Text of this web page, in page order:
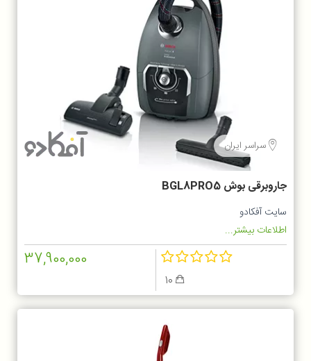
سراسر ایران
جاروبرقی بوش BGL8PRO5
سایت آفکادو
اطلاعات بیشتر...
10
37,900,000